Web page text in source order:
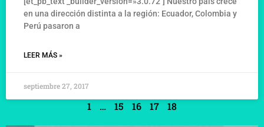
en una dirección distinta a la región: Ecuador, Colombia y
Perú pasaron a
LEER MÁS »
septiembre 27, 2017
1 … 15 16 17 18